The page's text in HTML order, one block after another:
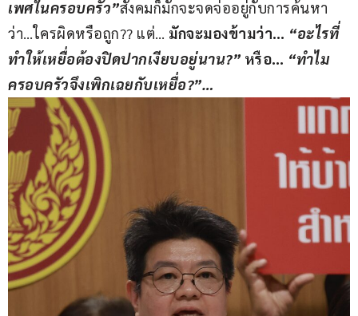
เพศในครอบครัว”สังคมก็มักจะจดจ่ออยู่กับการค้นหา
ว่า…ใครผิดหรือถูก?? แต่… มักจะมองข้ามว่า… “อะไรที่
ทำให้เหยื่อต้องปิดปากเงียบอยู่นาน?” หรือ… “ทำไม
ครอบครัวจึงเพิกเฉยกับเหยื่อ?”…